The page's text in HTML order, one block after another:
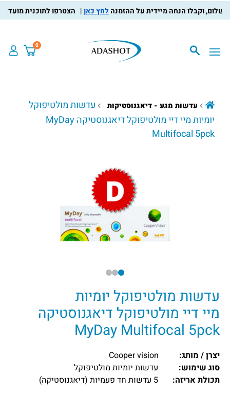
לחץ כאן הצטרפו לתוכנית מועדון
0
עדשות מגע - דיאגנוסטיקות
עדשות מולטיפוקל
יומיות מיי דיי מולטיפוקל דיאגנוסטיקה MyDay
Multifocal 5pck
עדשות מולטיפוקל יומיות
מיי דיי מולטיפוקל דיאגנוסטיקה
MyDay Multifocal 5pck
יצרן / מותג:
סוג שימוש:
עדשות יומיות מולטיפוקל
תכולת אריזה: